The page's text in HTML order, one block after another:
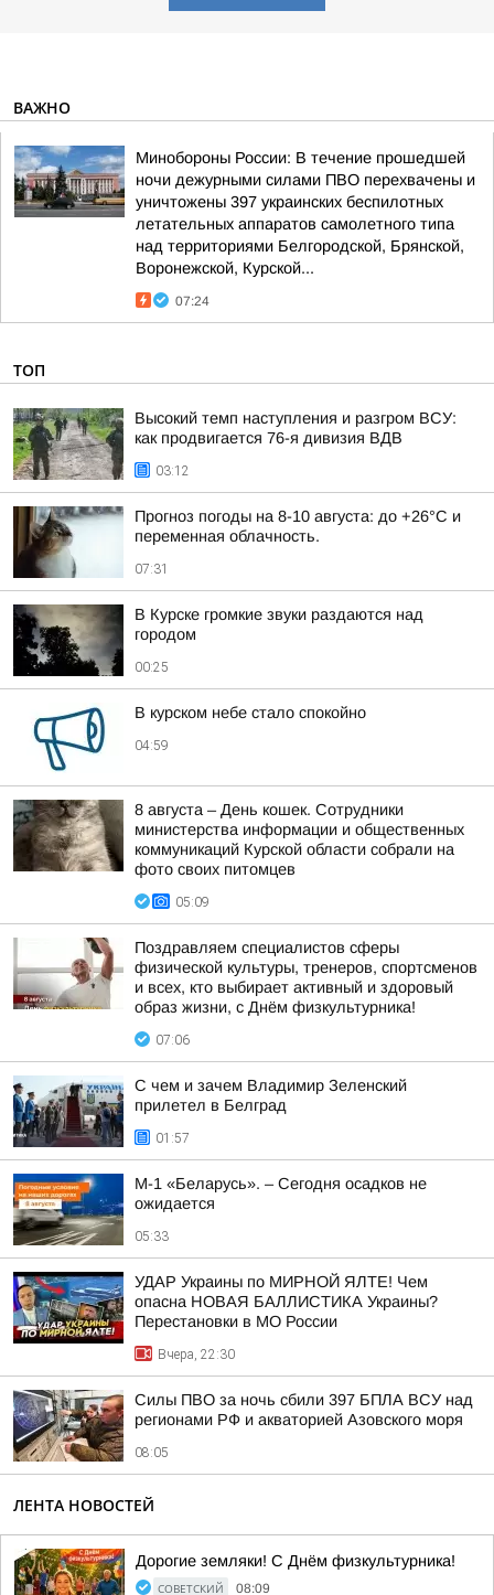
ВАЖНО
Минобороны России: В течение прошедшей
ночи дежурными силами ПВО перехвачены и
уничтожены 397 украинских беспилотных
летательных аппаратов самолетного типа
над территориями Белгородской, Брянской,
Воронежской, Курской...
07:24
ТОП
Высокий темп наступления и разгром ВСУ:
как продвигается 76-я дивизия ВДВ
03:12
Прогноз погоды на 8-10 августа: до +26°C и
переменная облачность.
07:31
В Курске громкие звуки раздаются над
городом
00:25
В курском небе стало спокойно
04:59
8 августа – День кошек. Сотрудники
министерства информации и общественных
коммуникаций Курской области собрали на
фото своих питомцев
05:09
Поздравляем специалистов сферы
физической культуры, тренеров, спортсменов
и всех, кто выбирает активный и здоровый
образ жизни, с Днём физкультурника!
07:06
С чем и зачем Владимир Зеленский
прилетел в Белград
01:57
М-1 «Беларусь». – Сегодня осадков не
ожидается
05:33
УДАР Украины по МИРНОЙ ЯЛТЕ! Чем
опасна НОВАЯ БАЛЛИСТИКА Украины?
Перестановки в МО России
Вчера, 22:30
Силы ПВО за ночь сбили 397 БПЛА ВСУ над
регионами РФ и акваторией Азовского моря
08:05
ЛЕНТА НОВОСТЕЙ
Дорогие земляки! С Днём физкультурника!
СОВЕТСКИЙ 08:09